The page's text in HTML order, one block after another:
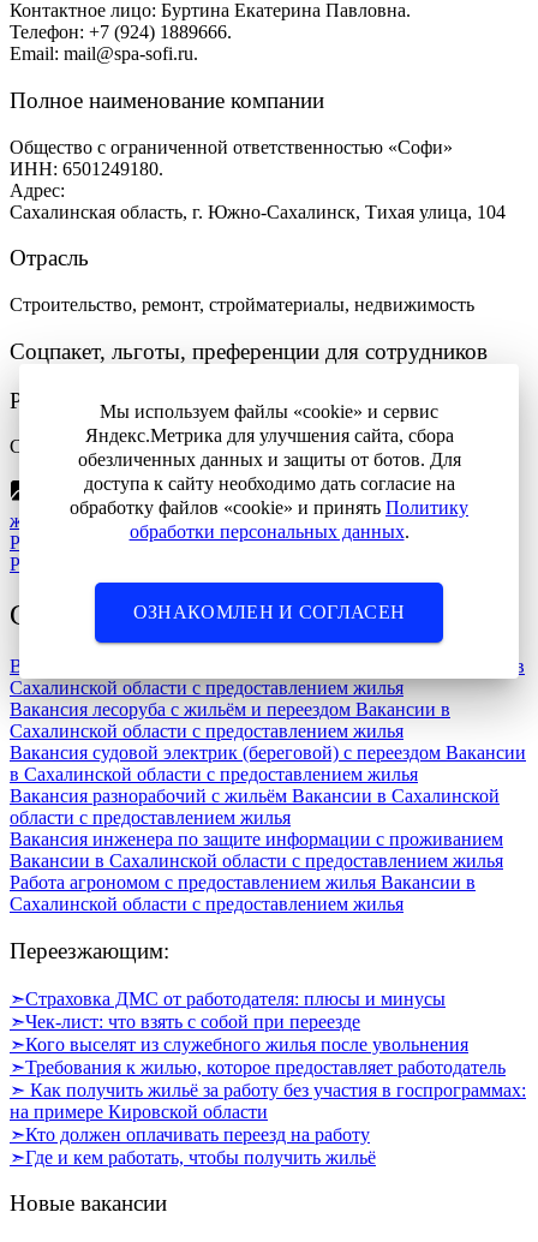
Контактное лицо: Буртина Екатерина Павловна.
Телефон: +7 (924) 1889666.
Email: mail@spa-sofi.ru.
Полное наименование компании
Общество с ограниченной ответственностью «Софи»
ИНН: 6501249180.
Адрес:
Сахалинская область, г. Южно-Сахалинск, Тихая улица, 104
Отрасль
Строительство, ремонт, стройматериалы, недвижимость
Соцпакет, льготы, преференции для сотрудников
Регион трудоустройства
Сахалинская область.
Вакансии в Сахалинской области с предоставлением
жилья
Навигация
по
записям
Предыдущая
запись:
Работа учитель начальных классов с переездом на ПМЖ
Следующая
Работа бухгалтером-ревизором. с предоставлением жилья
Связанные записи
Вакансия от работодателя — рыбовод с переездом
Вакансии в
Сахалинской области с предоставлением жилья
Вакансия лесоруба с жильём и переездом Вакансии в
Сахалинской области с предоставлением жилья
Вакансия судовой электрик (береговой) с переездом Вакансии
в Сахалинской области с предоставлением жилья
Вакансия разнорабочий с жильём Вакансии в Сахалинской
области с предоставлением жилья
Вакансия инженера по защите информации с проживанием
Вакансии в Сахалинской области с предоставлением жилья
Работа агрономом с предоставлением жилья Вакансии в
Сахалинской области с предоставлением жилья
Переезжающим:
➣Страховка ДМС от работодателя: плюсы и минусы
➣Чек-лист: что взять с собой при переезде
➣Кого выселят из служебного жилья после увольнения
➣Требования к жилью, которое предоставляет работодатель
➣ Как получить жильё за работу без участия в госпрограммах:
на примере Кировской области
➣Кто должен оплачивать переезд на работу
➣Где и кем работать, чтобы получить жильё
Новые вакансии
Мы используем файлы «cookie» и сервис
Яндекс.Метрика для улучшения сайта, сбора
обезличенных данных и защиты от ботов. Для
доступа к сайту необходимо дать согласие на
обработку файлов «cookie» и принять Политику
обработки персональных данных.
ОЗНАКОМЛЕН И СОГЛАСЕН